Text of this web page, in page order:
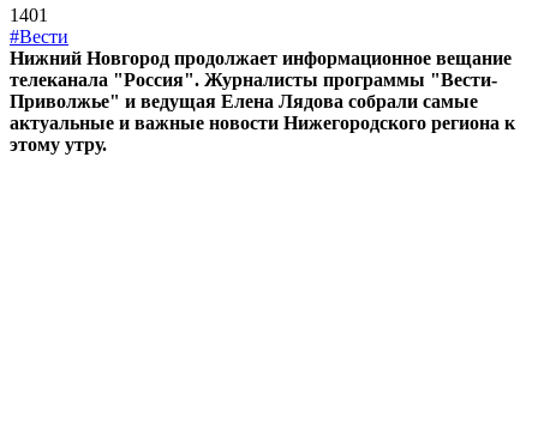
1401
#Вести
Нижний Новгород продолжает информационное вещание
телеканала "Россия". Журналисты программы "Вести-
Приволжье" и ведущая Елена Лядова собрали самые
актуальные и важные новости Нижегородского региона к
этому утру.